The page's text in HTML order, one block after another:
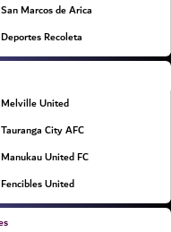
San Marcos de Arica
Deportes Recoleta
Melville United
Tauranga City AFC
Manukau United FC
Fencibles United